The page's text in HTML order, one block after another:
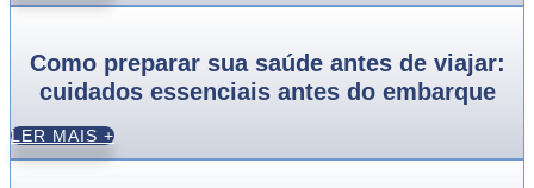
Como preparar sua saúde antes de viajar:
cuidados essenciais antes do embarque
LER MAIS +